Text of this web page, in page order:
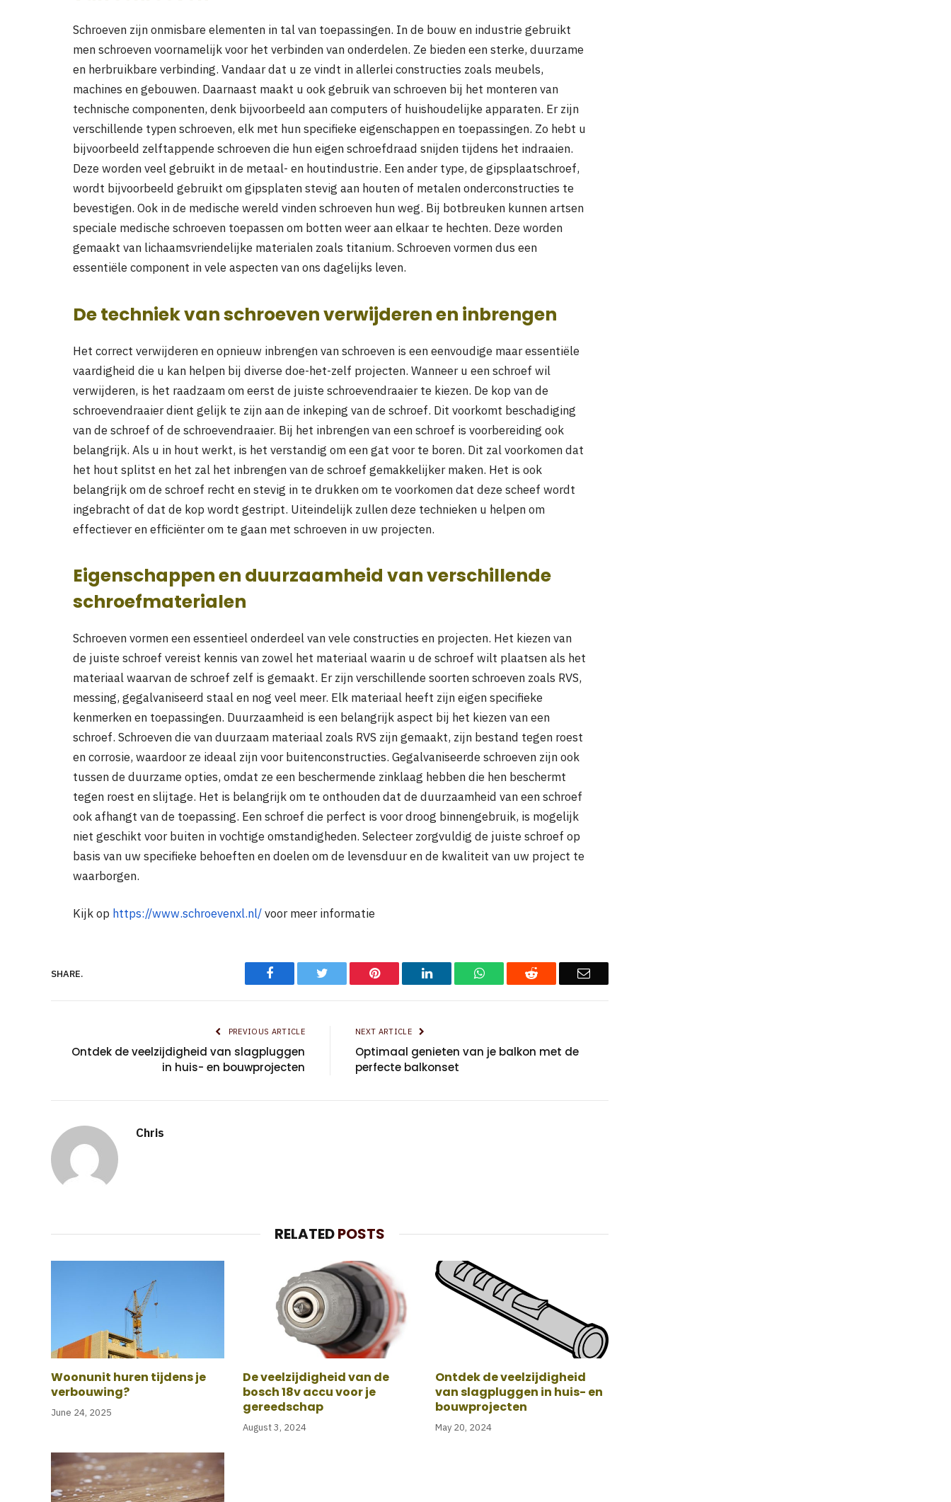
Schroeven zijn onmisbare elementen in tal van toepassingen. In de bouw en industrie gebruikt
men schroeven voornamelijk voor het verbinden van onderdelen. Ze bieden een sterke, duurzame
en herbruikbare verbinding. Vandaar dat u ze vindt in allerlei constructies zoals meubels,
machines en gebouwen. Daarnaast maakt u ook gebruik van schroeven bij het monteren van
technische componenten, denk bijvoorbeeld aan computers of huishoudelijke apparaten. Er zijn
verschillende typen schroeven, elk met hun specifieke eigenschappen en toepassingen. Zo hebt u
bijvoorbeeld zelftappende schroeven die hun eigen schroefdraad snijden tijdens het indraaien.
Deze worden veel gebruikt in de metaal- en houtindustrie. Een ander type, de gipsplaatschroef,
wordt bijvoorbeeld gebruikt om gipsplaten stevig aan houten of metalen onderconstructies te
bevestigen. Ook in de medische wereld vinden schroeven hun weg. Bij botbreuken kunnen artsen
speciale medische schroeven toepassen om botten weer aan elkaar te hechten. Deze worden
gemaakt van lichaamsvriendelijke materialen zoals titanium. Schroeven vormen dus een
essentiële component in vele aspecten van ons dagelijks leven.
De techniek van schroeven verwijderen en inbrengen
Het correct verwijderen en opnieuw inbrengen van schroeven is een eenvoudige maar essentiële
vaardigheid die u kan helpen bij diverse doe-het-zelf projecten. Wanneer u een schroef wil
verwijderen, is het raadzaam om eerst de juiste schroevendraaier te kiezen. De kop van de
schroevendraaier dient gelijk te zijn aan de inkeping van de schroef. Dit voorkomt beschadiging
van de schroef of de schroevendraaier. Bij het inbrengen van een schroef is voorbereiding ook
belangrijk. Als u in hout werkt, is het verstandig om een gat voor te boren. Dit zal voorkomen dat
het hout splitst en het zal het inbrengen van de schroef gemakkelijker maken. Het is ook
belangrijk om de schroef recht en stevig in te drukken om te voorkomen dat deze scheef wordt
ingebracht of dat de kop wordt gestript. Uiteindelijk zullen deze technieken u helpen om
effectiever en efficiënter om te gaan met schroeven in uw projecten.
Eigenschappen en duurzaamheid van verschillende
schroefmaterialen
Schroeven vormen een essentieel onderdeel van vele constructies en projecten. Het kiezen van
de juiste schroef vereist kennis van zowel het materiaal waarin u de schroef wilt plaatsen als het
materiaal waarvan de schroef zelf is gemaakt. Er zijn verschillende soorten schroeven zoals RVS,
messing, gegalvaniseerd staal en nog veel meer. Elk materiaal heeft zijn eigen specifieke
kenmerken en toepassingen. Duurzaamheid is een belangrijk aspect bij het kiezen van een
schroef. Schroeven die van duurzaam materiaal zoals RVS zijn gemaakt, zijn bestand tegen roest
en corrosie, waardoor ze ideaal zijn voor buitenconstructies. Gegalvaniseerde schroeven zijn ook
tussen de duurzame opties, omdat ze een beschermende zinklaag hebben die hen beschermt
tegen roest en slijtage. Het is belangrijk om te onthouden dat de duurzaamheid van een schroef
ook afhangt van de toepassing. Een schroef die perfect is voor droog binnengebruik, is mogelijk
niet geschikt voor buiten in vochtige omstandigheden. Selecteer zorgvuldig de juiste schroef op
basis van uw specifieke behoeften en doelen om de levensduur en de kwaliteit van uw project te
waarborgen.
Kijk op https://www.schroevenxl.nl/voor meer informatie
SHARE. Facebook Twitter Pinterest LinkedIn WhatsAppReddit Email
PREVIOUS ARTICLE
Ontdek de veelzijdigheid van slagpluggen
in huis- en bouwprojecten
NEXT ARTICLE
Optimaal genieten van je balkon met de
perfecte balkonset
Chris
RELATEDPOSTS
Woonunit huren tijdens je
verbouwing?
June 24, 2025
De veelzijdigheid van de
bosch 18v accu voor je
gereedschap
August 3, 2024
Ontdek de veelzijdigheid
van slagpluggen in huis- en
bouwprojecten
May 20, 2024